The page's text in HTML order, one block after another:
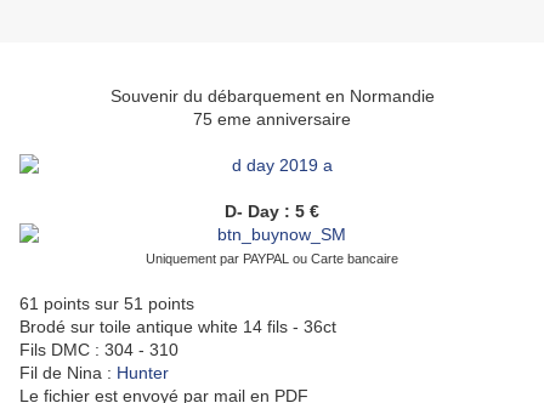
Souvenir du débarquement en Normandie
75 eme anniversaire
D- Day : 5 €
Uniquement par PAYPAL ou Carte bancaire
61 points sur 51 points
Brodé sur toile antique white 14 fils - 36ct
Fils DMC : 304 - 310
Fil de Nina : Hunter
Le fichier est envoyé par mail en PDF